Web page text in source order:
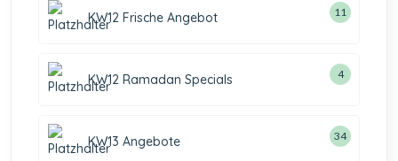
KW12 Frische Angebot 11
KW12 Ramadan Specials 4
KW13 Angebote 34